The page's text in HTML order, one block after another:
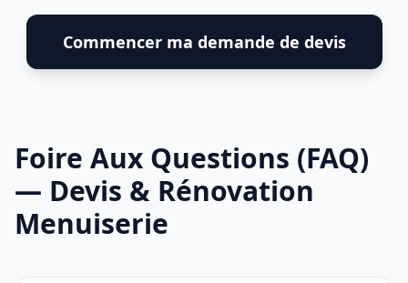
Commencer ma demande de devis
Foire Aux Questions (FAQ)
— Devis & Rénovation
Menuiserie